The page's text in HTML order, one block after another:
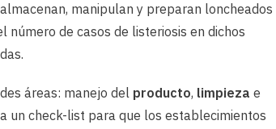
manipulan y preparan loncheados
número de casos de listeriosis en dichos
áreas: manejo del producto, limpieza e
un check-list para que los establecimientos